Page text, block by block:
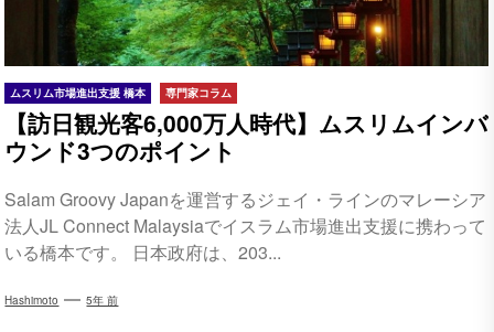
ムスリム市場進出支援 橋本 専門家コラム
【訪日観光客6,000万人時代】ムスリムインバ
ウンド3つのポイント
Salam Groovy Japanを運営するジェイ・ラインのマレーシア
法人JL Connect Malaysiaでイスラム市場進出支援に携わって
いる橋本です。 日本政府は、203...
Hashimoto 5年 前